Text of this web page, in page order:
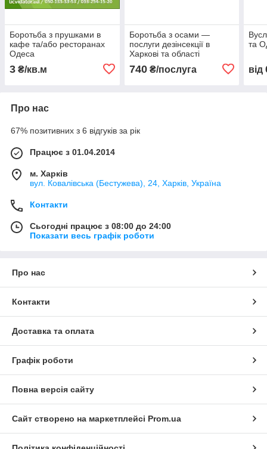
Боротьба з прушками в
кафе та/або ресторанах
Одеса
3 ₴/кв.м
Боротьба з осами —
послуги дезінсекції в
Харкові та області
740₴/послуга
та
від
Про нас
67% позитивних з 6 відгуків за рік
Працює з 01.04.2014
м. Харків
вул. Ковалівська (Бестужева), 24, Харків, Україна
Контакти
Сьогодні працює з 08:00 до 24:00
Показати весь графік роботи
Про нас
Контакти
Доставка та оплата
Графік роботи
Повна версія сайту
Сайт створено на маркетплейсі Prom.ua